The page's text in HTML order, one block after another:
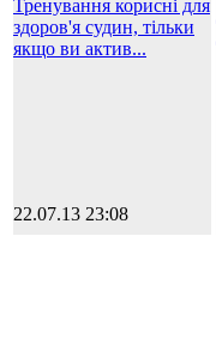
Тренування корисні для
здоров'я судин, тільки
якщо ви актив...
22.07.13 23:08